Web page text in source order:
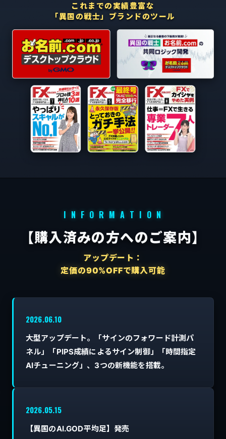
これまでの実績豊富な
「異国の戦士」ブランドのツール
I N F O R M A T I O N
【購入済みの方へのご案内】
アップデート：
定価の90%OFFで購入可能
2026.06.10
大型アップデート。「サインのフォワード計測パ
ネル」「PIPS成績によるサイン制御」「時間指定
AIチューニング」、3つの新機能を搭載。
2026.05.15
【異国のAI.GOD平均足】発売